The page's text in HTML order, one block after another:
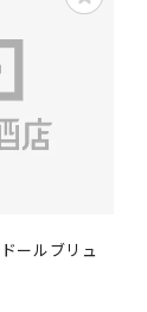
ールブリュ